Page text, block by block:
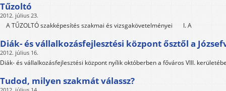
Tűzoltó
2012. július 23.
A TŰZOLTÓ szakképesítés szakmai és vizsgakövetelményei I. A
Diák- és vállalkozásfejlesztési központ ősztől a
2012. július 16.
Diák- és vállalkozásfejlesztési központ nyílik októberben a főváros VIII.
Tudod, milyen szakmát válassz?